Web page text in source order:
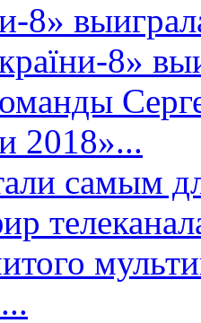
8»
8»
2018»...
самым